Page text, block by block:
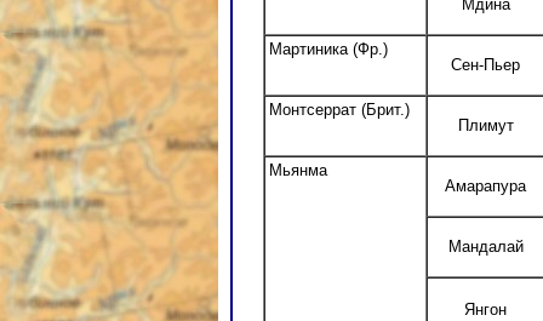
Мдина
Мартиника (Фр.)
Сен-Пьер
Монтсеррат (Брит.)
Плимут
Мьянма
Амарапура
Мандалай
Янгон